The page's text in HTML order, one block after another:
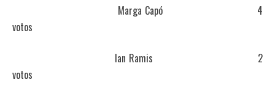
Marga Capó 4
votos
Ian Ramis 2
votos